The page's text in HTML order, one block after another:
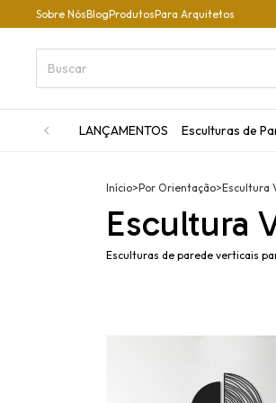
Sobre NósBlogProdutosPara Arquitetos
LANÇAMENTOS Esculturas de
Início>Por Orientação>Escultura
Escultura
Esculturas de parede verticais